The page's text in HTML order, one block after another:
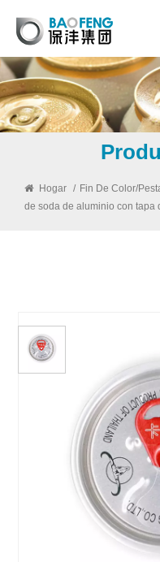
Hogar / Fin De Color/
de soda de aluminio con tapa
Tapa De Lata
Cerveza De
Con Tapa De
Tracción
Tapas de latas promocionales